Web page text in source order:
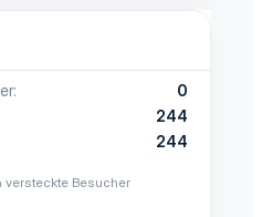
0
244
244
versteckte Besucher